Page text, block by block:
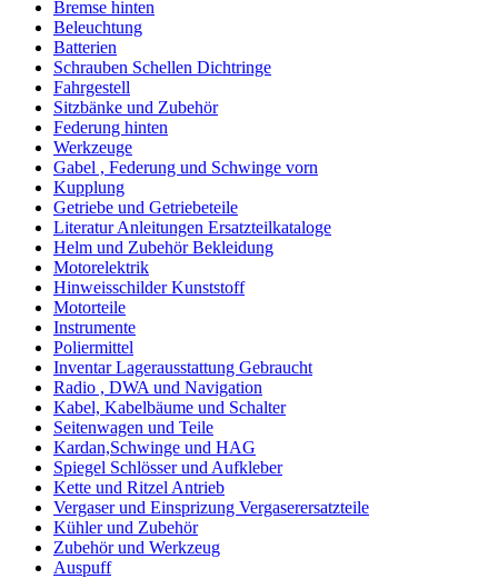
Bremse hinten
Beleuchtung
Batterien
Schrauben Schellen Dichtringe
Fahrgestell
Sitzbänke und Zubehör
Federung hinten
Werkzeuge
Gabel , Federung und Schwinge vorn
Kupplung
Getriebe und Getriebeteile
Literatur Anleitungen Ersatzteilkataloge
Helm und Zubehör Bekleidung
Motorelektrik
Hinweisschilder Kunststoff
Motorteile
Instrumente
Poliermittel
Inventar Lagerausstattung Gebraucht
Radio , DWA und Navigation
Kabel, Kabelbäume und Schalter
Seitenwagen und Teile
Kardan,Schwinge und HAG
Spiegel Schlösser und Aufkleber
Kette und Ritzel Antrieb
Vergaser und Einsprizung Vergaserersatzteile
Kühler und Zubehör
Zubehör und Werkzeug
Auspuff